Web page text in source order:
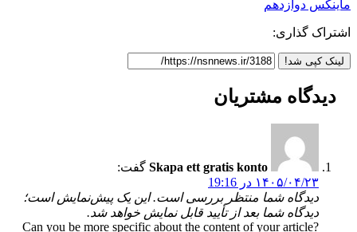
ماینکس دوازدهم
اشتراک گذاری:
لینک کپی شد!
دیدگاه مشتریان
Skapa ett gratis konto گفت:
۱۴۰۵/۰۴/۲۳ در 19:16
دیدگاه شما منتظر بررسی است. این یک پیش‌نمایش است؛
دیدگاه شما بعد از تأیید قابل نمایش خواهد شد.
Can you be more specific about the content of your article?